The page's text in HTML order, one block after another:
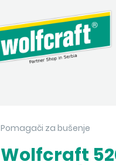
Pomagači za bušenje
Wolfcraft